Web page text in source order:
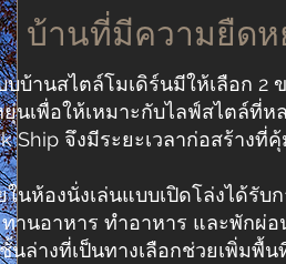
บ้านที่มีความยืดห
บบ้านสไตล์โมเดิร์นมีให้เลือก 2
นเพื่อให้เหมาะกับไลฟ์สไตล์ที่ห
Ship จึงมีระยะเวลาก่อสร้าง
ในห้องนั่งเล่นแบบเปิดโล่งได้รั
านอาหาร ทำอาหาร และพักผ่
นล่างที่เป็นทางเลือกช่วยเพิ่มพื้